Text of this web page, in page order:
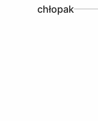
chłopak